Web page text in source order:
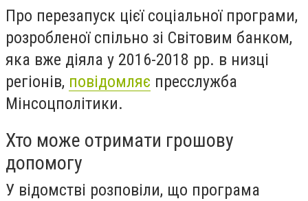
Про перезапуск цієї соціальної програми,
розробленої спільно зі Світовим банком,
яка вже діяла у 2016-2018 рр. в низці
регіонів, повідомляє пресслужба
Мінсоцполітики.
Хто може отримати грошову
допомогу
У відомстві розповіли, що програма